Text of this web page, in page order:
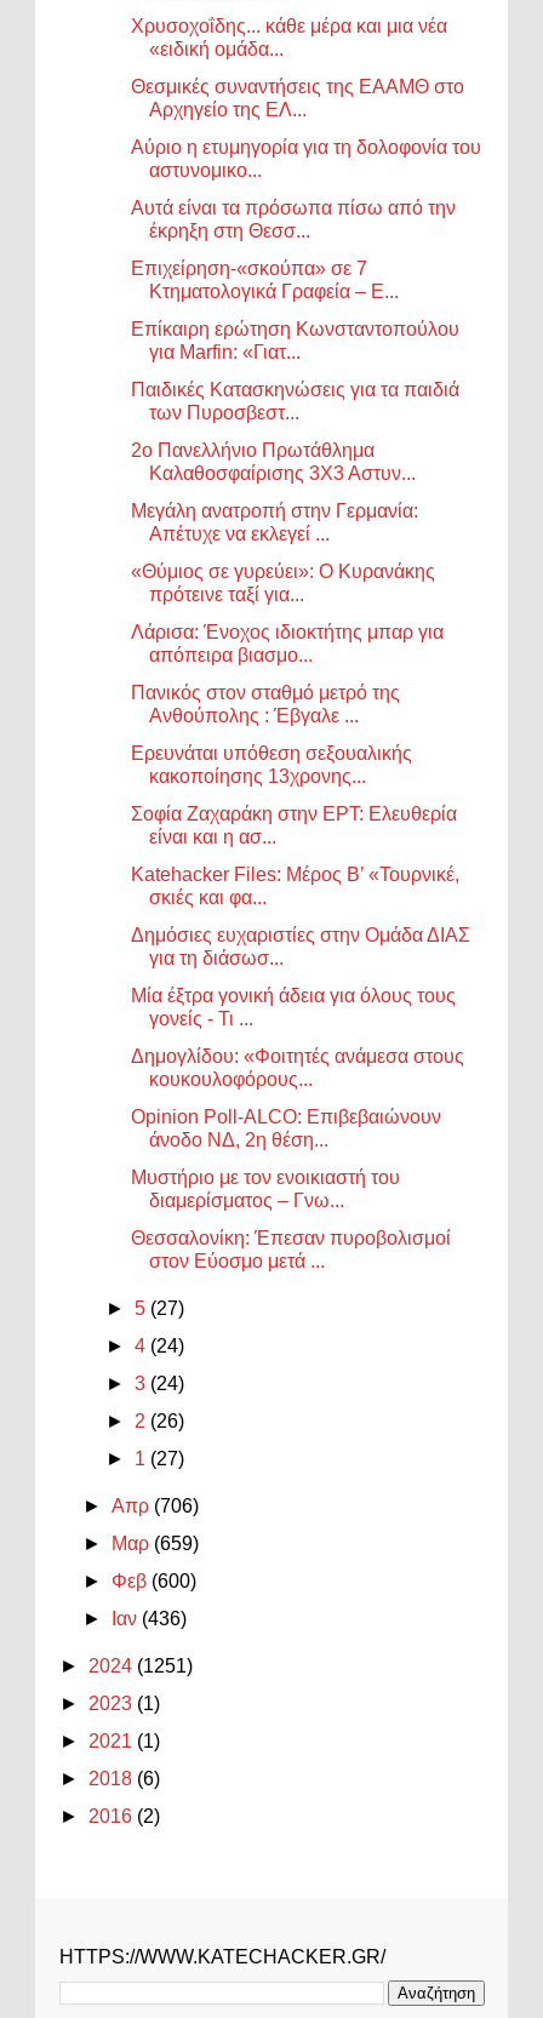
Χρυσοχοΐδης... κάθε μέρα και μια νέα
«ειδική ομάδα...
Θεσμικές συναντήσεις της ΕΑΑΜΘ στο
Αρχηγείο της ΕΛ...
Αύριο η ετυμηγορία για τη δολοφονία του
αστυνομικο...
Αυτά είναι τα πρόσωπα πίσω από την
έκρηξη στη Θεσσ...
Επιχείρηση-«σκούπα» σε 7
Κτηματολογικά Γραφεία – Ε...
Επίκαιρη ερώτηση Κωνσταντοπούλου
για Marfin: «Γιατ...
Παιδικές Κατασκηνώσεις για τα παιδιά
των Πυροσβεστ...
2ο Πανελλήνιο Πρωτάθλημα
Καλαθοσφαίρισης 3Χ3 Αστυν...
Μεγάλη ανατροπή στην Γερμανία:
Απέτυχε να εκλεγεί ...
«Θύμιος σε γυρεύει»: Ο Κυρανάκης
πρότεινε ταξί για...
Λάρισα: Ένοχος ιδιοκτήτης μπαρ για
απόπειρα βιασμο...
Πανικός στον σταθμό μετρό της
Ανθούπολης : Έβγαλε ...
Ερευνάται υπόθεση σεξουαλικής
κακοποίησης 13χρονης...
Σοφία Ζαχαράκη στην ΕΡΤ: Ελευθερία
είναι και η ασ...
Katehacker Files: Μέρος Β’ «Τουρνικέ,
σκιές και φα...
Δημόσιες ευχαριστίες στην Ομάδα ΔΙΑΣ
για τη διάσωσ...
Μία έξτρα γονική άδεια για όλους τους
γονείς - Τι ...
Δημογλίδου: «Φοιτητές ανάμεσα στους
κουκουλοφόρους...
Opinion Poll-ALCO: Επιβεβαιώνουν
άνοδο ΝΔ, 2η θέση...
Μυστήριο με τον ενοικιαστή του
διαμερίσματος – Γνω...
Θεσσαλονίκη: Έπεσαν πυροβολισμοί
στον Εύοσμο μετά ...
►5 (27)
►4 (24)
►3 (24)
► 2 (26)
► 1 (27)
►Απρ (706)
►
Μαρ (659)
► Φεβ (600)
►
Ιαν (436)
► 2024 (1251)
► 2023 (1)
► 2021 (1)
► 2018 (6)
► 2016 (2)
HTTPS://WWW.KATECHACKER.GR/